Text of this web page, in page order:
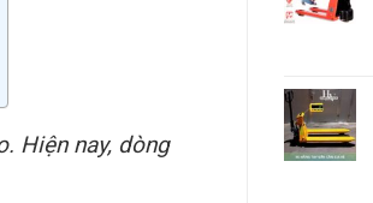
Hiện nay, dòng